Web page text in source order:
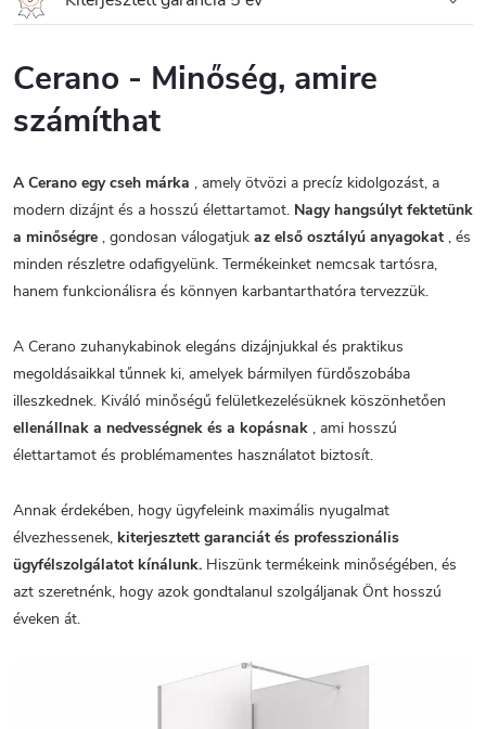
Cerano - Minőség, amire
számíthat
A Cerano egy cseh márka , amely ötvözi a precíz kidolgozást, a
modern dizájnt és a hosszú élettartamot. Nagy hangsúlyt fektetünk
a minőségre , gondosan válogatjuk az első osztályú anyagokat , és
minden részletre odafigyelünk. Termékeinket nemcsak tartósra,
hanem funkcionálisra és könnyen karbantarthatóra tervezzük.
A Cerano zuhanykabinok elegáns dizájnjukkal és praktikus
megoldásaikkal tűnnek ki, amelyek bármilyen fürdőszobába
illeszkednek. Kiváló minőségű felületkezelésüknek köszönhetően
ellenállnak a nedvességnek és a kopásnak , ami hosszú
élettartamot és problémamentes használatot biztosít.
Annak érdekében, hogy ügyfeleink maximális nyugalmat
élvezhessenek, kiterjesztett garanciát és professzionális
ügyfélszolgálatot kínálunk. Hiszünk termékeink minőségében, és
azt szeretnénk, hogy azok gondtalanul szolgáljanak Önt hosszú
éveken át.